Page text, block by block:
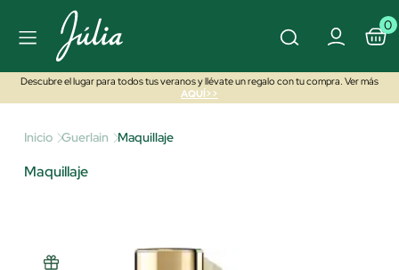
0
Descubre el lugar para todos tus veranos y llévate un regalo con tu compra. Ver más
AQUÍ>>
Inicio Guerlain Maquillaje
Maquillaje